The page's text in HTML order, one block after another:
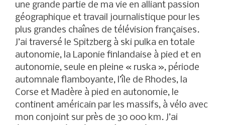
une grande partie de ma vie en alliant passion
géographique et travail journalistique pour les
plus grandes chaînes de télévision françaises.
J’ai traversé le Spitzberg à ski pulka en totale
autonomie, la Laponie finlandaise à pied et en
autonomie, seule en pleine « ruska », période
automnale flamboyante, l’île de Rhodes, la
Corse et Madère à pied en autonomie, le
continent américain par les massifs, à vélo avec
mon conjoint sur près de 30 000 km. J’ai